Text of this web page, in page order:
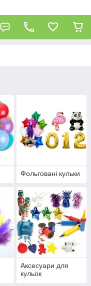
Фольговані кульки
Аксесуари для
кульок